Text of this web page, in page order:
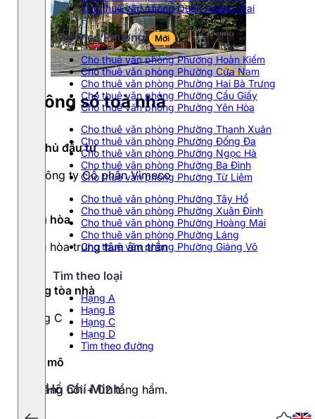
Cho thuê văn phòng Quận Hoàng Mai
Tìm theo Phường Mới
Cho thuê văn phòng Phường Hoàn Kiếm
Cho thuê văn phòng Phường Cửa Nam
Cho thuê văn phòng Phường Hai Bà Trưng
Cho thuê văn phòng Phường Cầu Giấy
Cho thuê văn phòng Phường Yên Hòa
Cho thuê văn phòng Phường Thanh Xuân
Cho thuê văn phòng Phường Đống Đa
Cho thuê văn phòng Phường Ngọc Hà
Cho thuê văn phòng Phường Ba Đình
Cho thuê văn phòng Phường Từ Liêm
Cho thuê văn phòng Phường Tây Hồ
Cho thuê văn phòng Phường Xuân Đỉnh
Cho thuê văn phòng Phường Hoàng Mai
Cho thuê văn phòng Phường Láng
Cho thuê văn phòng Phường Giảng Võ
Tìm theo loại
Hạng A
Hạng B
Hạng C
Hạng D
Tìm theo đường
Hồ Chí Minh
Thông số toà nhà
Chủ đầu tư
Công ty Cổ phần Vimeco
Điều hòa
Điều hòa trung tâm âm trần
Hạng tòa nhà
Hạng C
Quy mô
25 tầng nổi + 02 tầng hầm.